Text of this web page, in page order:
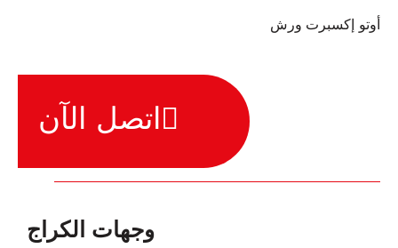
أوتو إكسبرت ورش
اتصل الآن
وجهات الكراج